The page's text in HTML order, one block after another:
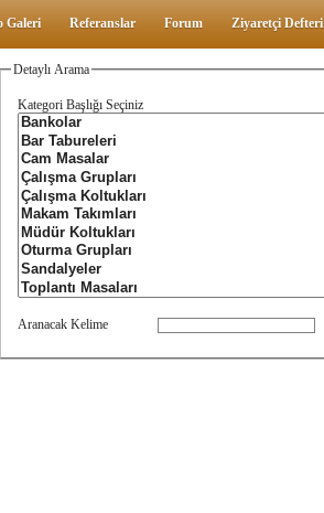
Galeri Referanslar Forum Ziyaretçi Defteri
Detaylı Arama
Kategori Başlığı Seçiniz
Aranacak Kelime